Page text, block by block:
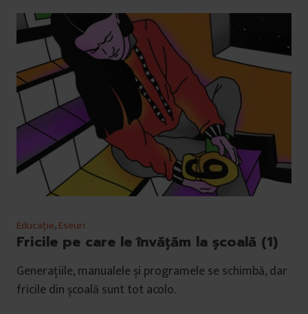
Educație,Eseuri
Fricile pe care le învățăm la școală (1)
Generațiile, manualele și programele se schimbă, dar
fricile din școală sunt tot acolo.